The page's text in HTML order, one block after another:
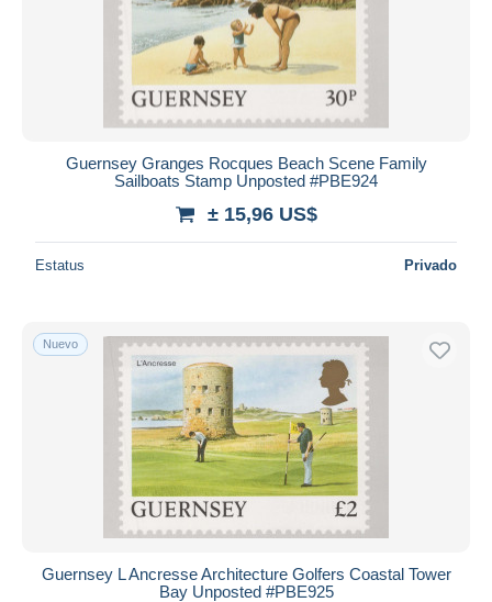
Aplicar
Guernsey Granges Rocques Beach Scene Family
Sailboats Stamp Unposted #PBE924
± 15,96 US$
Estatus Privado
Nuevo
Guernsey L Ancresse Architecture Golfers Coastal Tower
Bay Unposted #PBE925